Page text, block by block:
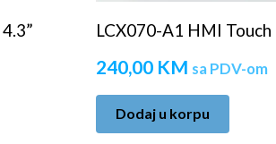
LCX070-A1 HMI Touch
240,00 KM sa PDV-om
Dodaj u korpu